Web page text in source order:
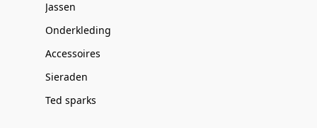
Jassen
Onderkleding
Accessoires
Sieraden
Ted sparks